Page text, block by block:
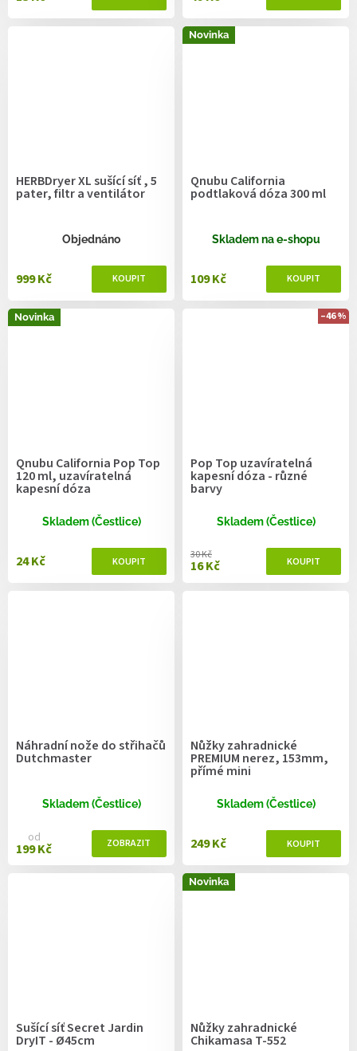
HERBDryer XL sušící síť , 5
pater, filtr a ventilátor
Objednáno
999 Kč
Novinka
Qnubu California
podtlaková dóza 300 ml
Skladem na e-shopu
109 Kč
Novinka
Qnubu California Pop Top
120 ml, uzavíratelná
kapesní dóza
Skladem (Čestlice)
24 Kč
–46 %
Pop Top uzavíratelná
kapesní dóza - různé
barvy
Skladem (Čestlice)
16 Kč
30 Kč
Náhradní nože do střihačů
Dutchmaster
Skladem (Čestlice)
od
199 Kč
Nůžky zahradnické
PREMIUM nerez, 153mm,
přímé mini
Skladem (Čestlice)
249 Kč
Sušící síť Secret Jardin
DryIT - Ø45cm
Novinka
Nůžky zahradnické
Chikamasa T-552